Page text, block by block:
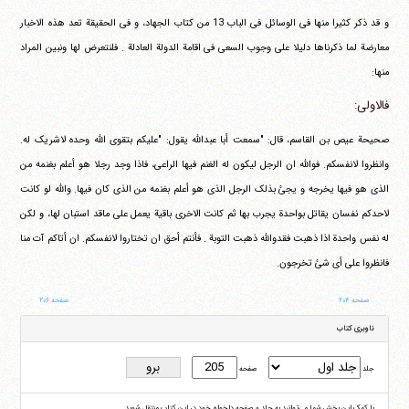
و قد ذکر کثیرا منها فی الوسائل فی الباب 13 من کتاب الجهاد، و فی الحقیقة تعد هذه الاخبار
معارضة لما ذکرناها دلیلا علی وجوب السعی فی اقامة الدولة العادلة . فلنتعرض لها ونبین المراد
منها:
فالاولی:
صحیحة عیص بن القاسم، قال: "سمعت أبا عبدالله یقول: "علیکم بتقوی الله وحده لاشریک له.
وانظروا لانفسکم. فوالله ان الرجل لیکون له الغنم فیها الراعی، فاذا وجد رجلا هو أعلم بغنمه من
الذی هو فیها یخرجه و یجئ بذلک الرجل الذی هو أعلم بغنمه من الذی کان فیها. والله لو کانت
لاحدکم نفسان یقاتل بواحدة یجرب بها ثم کانت الاخری باقیة یعمل علی ماقد استبان لها، و لکن
له نفس واحدة اذا ذهبت فقدوالله ذهبت التوبة . فأنتم أحق ان تختاروا لانفسکم. ان أتاکم آت منا
فانظروا علی أی شئ تخرجون.
صفحه ۲۰۴ صفحه ۲۰۶
ناوبری کتاب
جلد صفحه